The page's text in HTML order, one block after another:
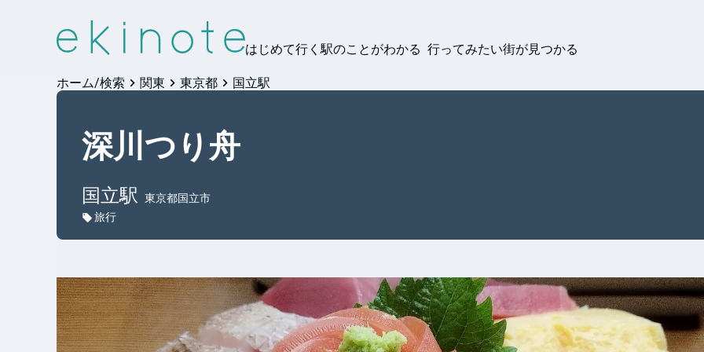
はじめて行く駅のことがわかる 行ってみたい街が見つかる
ホーム/検索 関東 東京都 国立駅
深川つり舟
国立駅
東京都国立市
旅行